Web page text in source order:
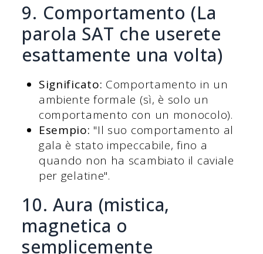
9. Comportamento (La
parola SAT che userete
esattamente una volta)
Significato: Comportamento in un
ambiente formale (sì, è solo un
comportamento con un monocolo).
Esempio: "Il suo comportamento al
gala è stato impeccabile, fino a
quando non ha scambiato il caviale
per gelatine".
10. Aura (mistica,
magnetica o
semplicemente